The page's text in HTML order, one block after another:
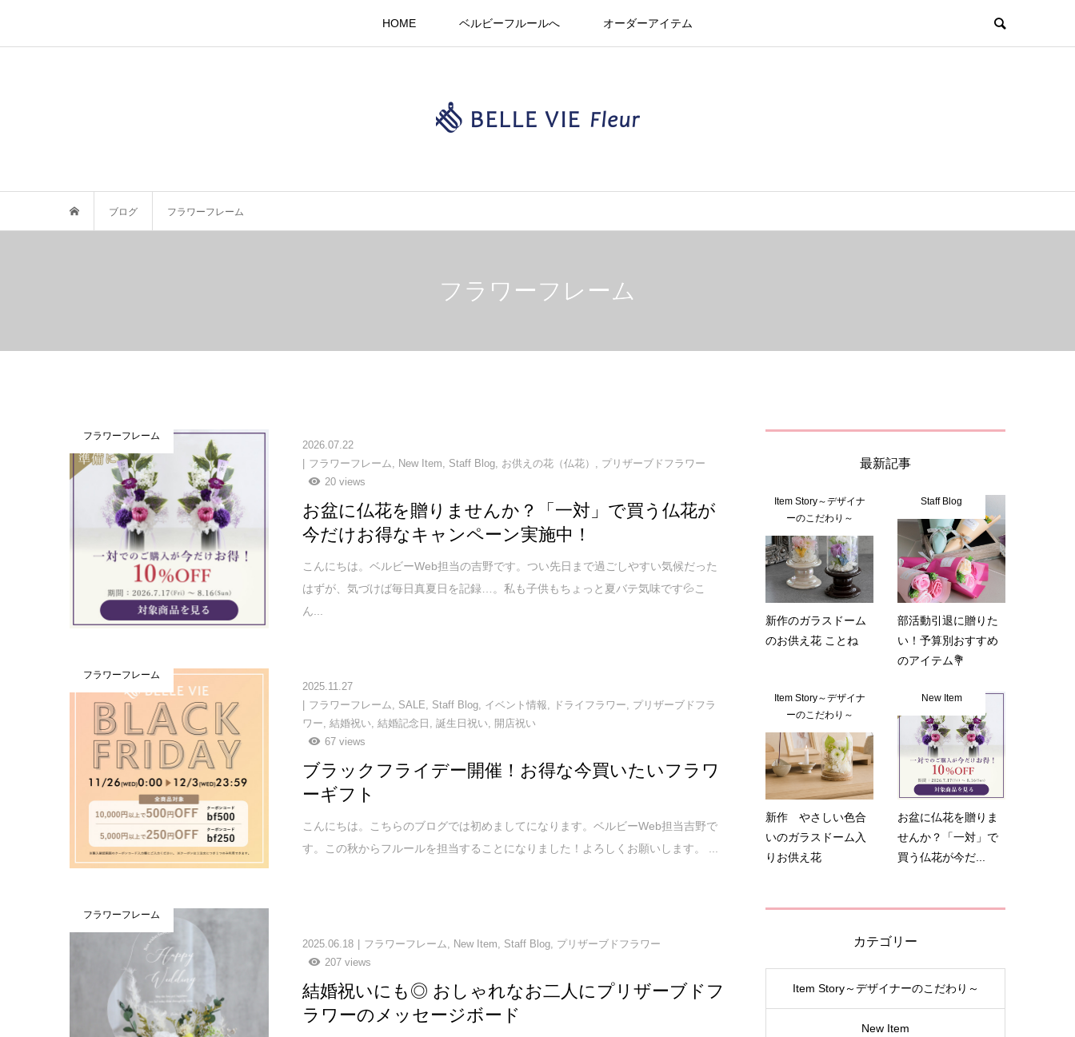
HOME ベルビーフルールへ オーダーアイテム
ブログ フラワーフレーム
フラワーフレーム
フラワーフレーム
2026.07.22
フラワーフレーム, New Item, Staff Blog, お供えの花（仏花） , プリザーブドフラワー
20 views
お盆に仏花を贈りませんか？「一対」で買う仏花が
今だけお得なキャンペーン実施中！
こんにちは。ベルビーWeb担当の吉野です。つい先日まで過ごしやすい気候だった
はずが、気づけば毎日真夏日を記録…。私も子供もちょっと夏バテ気味です💦こ
ん...
フラワーフレーム
2025.11.27
フラワーフレーム, SALE, Staff Blog, イベント情報, ドライフラワー, プリザーブドフラ
ワー,結婚祝い,結婚記念日 ,誕生日祝い, 開店祝い
67 views
ブラックフライデー開催！お得な今買いたいフラワ
ーギフト
こんにちは。こちらのブログでは初めましてになります。ベルビーWeb担当吉野で
す。この秋からフルールを担当することになりました！よろしくお願いします。 ...
フラワーフレーム
2025.06.18 フラワーフレーム, New Item, Staff Blog, プリザーブドフラワー
207 views
結婚祝いにも◎ おしゃれなお二人にプリザーブドフ
ラワーのメッセージボード
最新記事
Item Story～デザイナ
ーのこだわり～
新作のガラスドーム
のお供え花 ことね
Staff Blog
部活動引退に贈りた
い！予算別おすすめ
のアイテム💐
Item Story～デザイナ
ーのこだわり～
新作 やさしい色合
いのガラスドーム入
りお供え花
New Item
お盆に仏花を贈りま
せんか？「一対」で
買う仏花が今だ...
カテゴリー
Item Story～デザイナーのこだわり～
New Item